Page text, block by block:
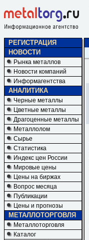
РЕГИСТРАЦИЯ
НОВОСТИ
Рынка металлов
Новости компаний
Информагентства
АНАЛИТИКА
Черные металлы
Цветные металлы
Драгоценные металлы
Металлолом
Сырье
Статистика
Индекс цен России
Мировые цены
Цены на биржах
Вопрос месяца
Публикации
Цены и прогнозы
МЕТАЛЛОТОРГОВЛЯ
Металлоторговля
Каталог